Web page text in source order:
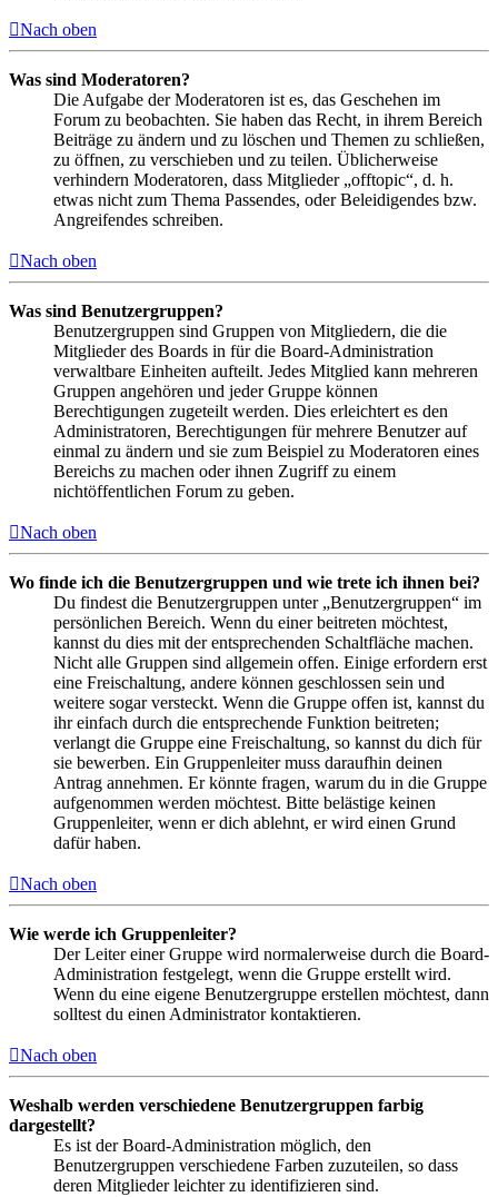
Nach oben
Was sind Moderatoren?
Die Aufgabe der Moderatoren ist es, das Geschehen im
Forum zu beobachten. Sie haben das Recht, in ihrem Bereich
Beiträge zu ändern und zu löschen und Themen zu schließen,
zu öffnen, zu verschieben und zu teilen. Üblicherweise
verhindern Moderatoren, dass Mitglieder „offtopic“, d. h.
etwas nicht zum Thema Passendes, oder Beleidigendes bzw.
Angreifendes schreiben.
Nach oben
Was sind Benutzergruppen?
Benutzergruppen sind Gruppen von Mitgliedern, die die
Mitglieder des Boards in für die Board-Administration
verwaltbare Einheiten aufteilt. Jedes Mitglied kann mehreren
Gruppen angehören und jeder Gruppe können
Berechtigungen zugeteilt werden. Dies erleichtert es den
Administratoren, Berechtigungen für mehrere Benutzer auf
einmal zu ändern und sie zum Beispiel zu Moderatoren eines
Bereichs zu machen oder ihnen Zugriff zu einem
nichtöffentlichen Forum zu geben.
Nach oben
Wo finde ich die Benutzergruppen und wie trete ich ihnen bei?
Du findest die Benutzergruppen unter „Benutzergruppen“ im
persönlichen Bereich. Wenn du einer beitreten möchtest,
kannst du dies mit der entsprechenden Schaltfläche machen.
Nicht alle Gruppen sind allgemein offen. Einige erfordern erst
eine Freischaltung, andere können geschlossen sein und
weitere sogar versteckt. Wenn die Gruppe offen ist, kannst du
ihr einfach durch die entsprechende Funktion beitreten;
verlangt die Gruppe eine Freischaltung, so kannst du dich für
sie bewerben. Ein Gruppenleiter muss daraufhin deinen
Antrag annehmen. Er könnte fragen, warum du in die Gruppe
aufgenommen werden möchtest. Bitte belästige keinen
Gruppenleiter, wenn er dich ablehnt, er wird einen Grund
dafür haben.
Nach oben
Wie werde ich Gruppenleiter?
Der Leiter einer Gruppe wird normalerweise durch die Board-
Administration festgelegt, wenn die Gruppe erstellt wird.
Wenn du eine eigene Benutzergruppe erstellen möchtest, dann
solltest du einen Administrator kontaktieren.
Nach oben
Weshalb werden verschiedene Benutzergruppen farbig
dargestellt?
Es ist der Board-Administration möglich, den
Benutzergruppen verschiedene Farben zuzuteilen, so dass
deren Mitglieder leichter zu identifizieren sind.